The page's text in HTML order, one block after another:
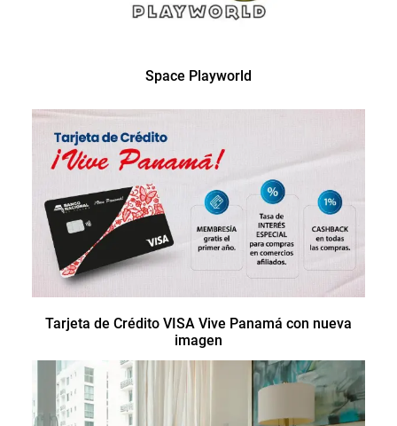
Space Playworld
Tarjeta de Crédito VISA Vive Panamá con nueva
imagen